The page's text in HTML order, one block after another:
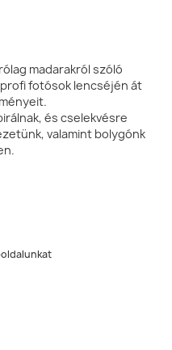
madarakról szóló
fotósok lencséjén át
és cselekvésre
valamint bolygónk